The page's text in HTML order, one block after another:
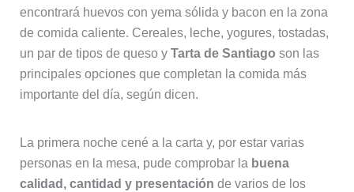
encontrará huevos con yema sólida y bacon en la zona
de comida caliente. Cereales, leche, yogures, tostadas,
un par de tipos de queso y Tarta de Santiago son las
principales opciones que completan la comida más
importante del día, según dicen.
La primera noche cené a la carta y, por estar varias
personas en la mesa, pude comprobar la buena
calidad, cantidad y presentación de varios de los